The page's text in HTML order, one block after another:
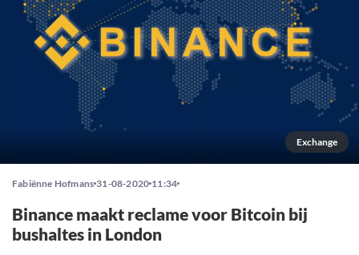
Exchange
Fabiënne Hofmans 31-08-2020 11:34
Binance maakt reclame voor Bitcoin bij
bushaltes in London